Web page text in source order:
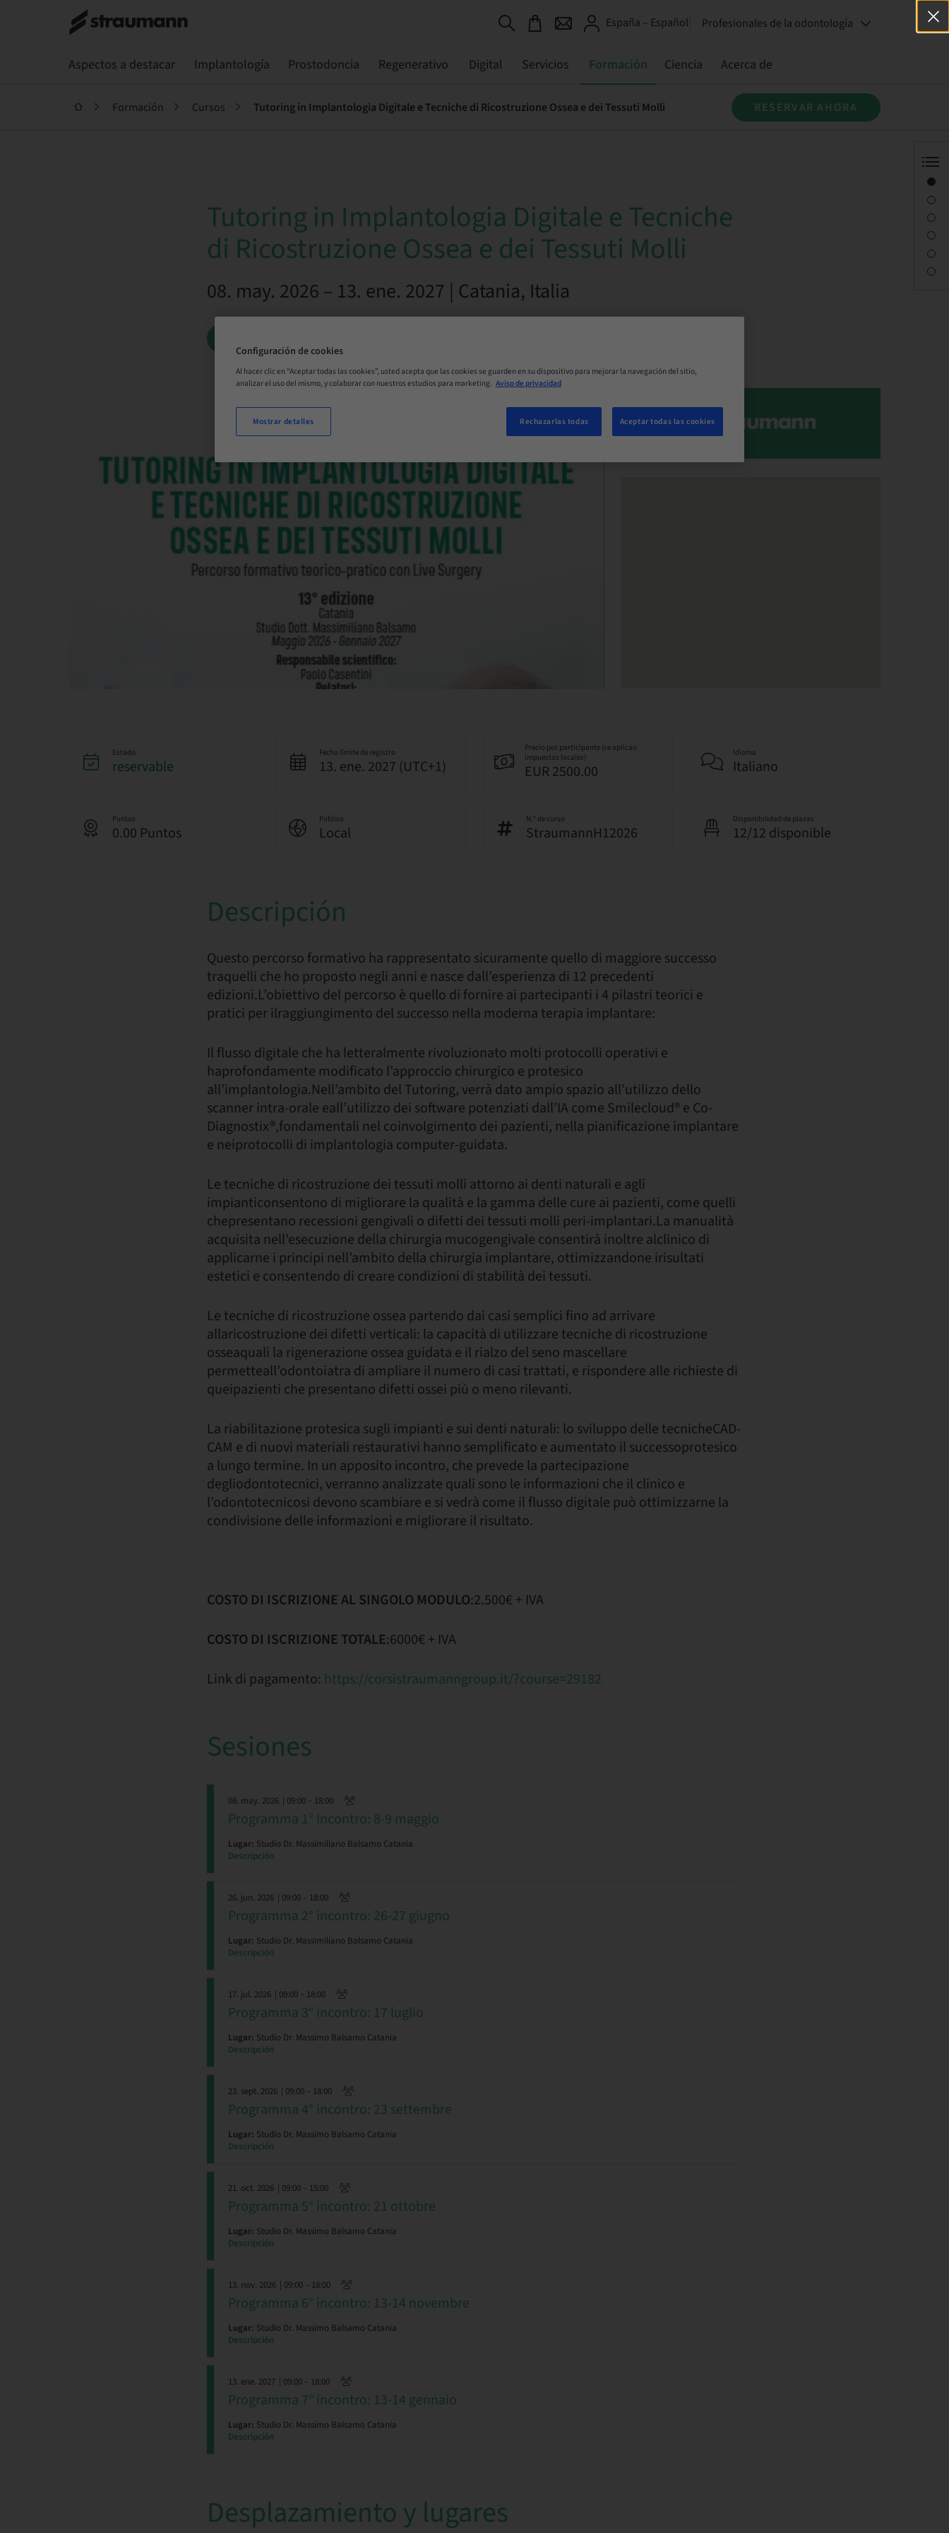
España – Español Profesionales de la odontología
Aspectos a destacar Implantología Prostodoncia Regenerativo Digital Servicios Formación Ciencia Acerca de
Formación Cursos Tutoring in Implantologia Digitale e Tecniche di Ricostruzione Ossea e dei Tessuti Molli RESERVAR AHORA
Tutoring in Implantologia Digitale e Tecniche
di Ricostruzione Ossea e dei Tessuti Molli
08. may. 2026 – 13. ene. 2027 | Catania, Italia
Estado
reservable
Fecha límite de registro
13. ene. 2027 (UTC+1)
Precio por participante (se aplican
impuestos locales)
EUR 2500.00
Idioma
Italiano
Puntos
0.00 Puntos
Público
Local
N.º de curso
StraumannH12026
Disponibilidad de plazas
12/12 disponible
Descripción
Questo percorso formativo ha rappresentato sicuramente quello di maggiore successo
traquelli che ho proposto negli anni e nasce dall’esperienza di 12 precedenti
edizioni.L’obiettivo del percorso è quello di fornire ai partecipanti i 4 pilastri teorici e
pratici per ilraggiungimento del successo nella moderna terapia implantare:
Il flusso digitale che ha letteralmente rivoluzionato molti protocolli operativi e
haprofondamente modificato l’approccio chirurgico e protesico
all’implantologia.Nell’ambito del Tutoring, verrà dato ampio spazio all’utilizzo dello
scanner intra-orale eall’utilizzo dei software potenziati dall’IA come Smilecloud® e Co-
Diagnostix®,fondamentali nel coinvolgimento dei pazienti, nella pianificazione implantare
e neiprotocolli di implantologia computer-guidata.
Le tecniche di ricostruzione dei tessuti molli attorno ai denti naturali e agli
impianticonsentono di migliorare la qualità e la gamma delle cure ai pazienti, come quelli
chepresentano recessioni gengivali o difetti dei tessuti molli peri-implantari.La manualità
acquisita nell’esecuzione della chirurgia mucogengivale consentirà inoltre alclinico di
applicarne i principi nell’ambito della chirurgia implantare, ottimizzandone irisultati
estetici e consentendo di creare condizioni di stabilità dei tessuti.
Le tecniche di ricostruzione ossea partendo dai casi semplici fino ad arrivare
allaricostruzione dei difetti verticali: la capacità di utilizzare tecniche di ricostruzione
osseaquali la rigenerazione ossea guidata e il rialzo del seno mascellare
permetteall’odontoiatra di ampliare il numero di casi trattati, e rispondere alle richieste di
queipazienti che presentano difetti ossei più o meno rilevanti.
La riabilitazione protesica sugli impianti e sui denti naturali: lo sviluppo delle tecnicheCAD-
CAM e di nuovi materiali restaurativi hanno semplificato e aumentato il successoprotesico
a lungo termine. In un apposito incontro, che prevede la partecipazione
degliodontotecnici, verranno analizzate quali sono le informazioni che il clinico e
l’odontotecnicosi devono scambiare e si vedrà come il flusso digitale può ottimizzarne la
condivisione delle informazioni e migliorare il risultato.
COSTO DI ISCRIZIONE AL SINGOLO MODULO:2.500€ + IVA
COSTO DI ISCRIZIONE TOTALE:6000€ + IVA
Link di pagamento: https://corsistraumanngroup.it/?course=29182
Sesiones
08. may. 2026 | 09:00 – 18:00
Programma 1° Incontro: 8-9 maggio
Lugar: Studio Dr. Massimiliano Balsamo Catania
Descripción
26. jun. 2026 | 09:00 – 18:00
Programma 2° incontro: 26-27 giugno
Lugar: Studio Dr. Massimiliano Balsamo Catania
Descripción
17. jul. 2026 | 09:00 – 18:00
Programma 3° incontro: 17 luglio
Lugar: Studio Dr. Massimo Balsamo Catania
Descripción
23. sept. 2026 | 09:00 – 18:00
Programma 4° incontro: 23 settembre
Lugar: Studio Dr. Massimo Balsamo Catania
Descripción
21. oct. 2026 | 09:00 – 15:00
Programma 5° incontro: 21 ottobre
Lugar: Studio Dr. Massimo Balsamo Catania
Descripción
13. nov. 2026 | 09:00 – 18:00
Programma 6° incontro: 13-14 novembre
Lugar: Studio Dr. Massimo Balsamo Catania
Descripción
13. ene. 2027 | 09:00 – 18:00
Programma 7° incontro: 13-14 gennaio
Lugar: Studio Dr. Massimo Balsamo Catania
Descripción
Desplazamiento y lugares
Configuración de cookies
Al hacer clic en “Aceptar todas las cookies”, usted acepta que las cookies se guarden en su dispositivo para mejorar la navegación del sitio,
analizar el uso del mismo, y colaborar con nuestros estudios para marketing. Aviso de privacidad
Rechazarlas todas Aceptar todas las cookies
Mostrar detalles